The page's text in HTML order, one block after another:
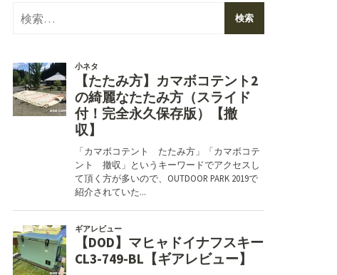
検
索: